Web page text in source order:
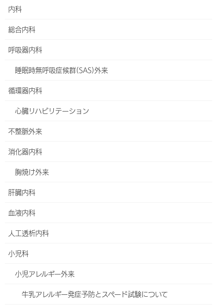
万が一、入院中にアロマトリートメントをお受けいただくことがで
ので、お電話にてお問い合わせ下さい。
電話：(098)895-3255（代）
Facebook
外来・診療科
内科
総合内科
呼吸器内科
睡眠時無呼吸症候群(SAS)外来
循環器内科
心臓リハビリテーション
不整脈外来
消化器内科
胸焼け外来
肝臓内科
血液内科
人工透析内科
小児科
小児アレルギー外来
牛乳アレルギー発症予防とスペード試験について